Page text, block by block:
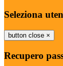
Seleziona
button close ×
Recupero